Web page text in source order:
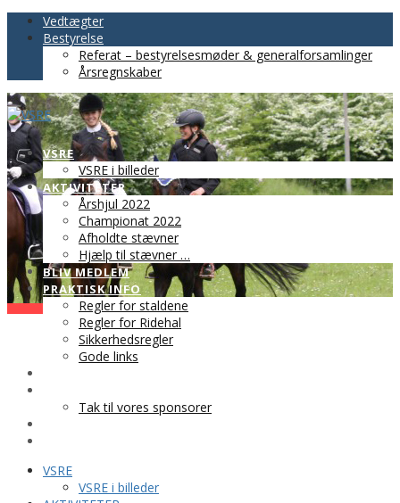
Vedtægter
Bestyrelse
Referat – bestyrelsesmøder & generalforsamlinger
Årsregnskaber
VSRE
VSRE i billeder
AKTIVITETER
Årshjul 2022
Championat 2022
Afholdte stævner
Hjælp til stævner …
BLIV MEDLEM
PRAKTISK INFO
Regler for staldene
Regler for Ridehal
Sikkerhedsregler
Gode links
Tak til vores sponsorer
VSRE
VSRE i billeder